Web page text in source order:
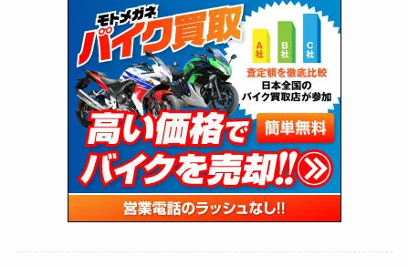
(51)
(34)
(5)
(12)
(63)
(109)
(25)
(24)
(47)
(15)
(5)
(62)
(4)
(6)
(17)
(5)
(131)
(38)
(131)
(167)
(85)
(21)
(61)
(171)
(98)
(13)
(60)
(274)
(171)
(38)
(47)
(59)
(16)
(141)
(255)
(204)
(166)
(23)
(33)
(34)
(35)
(41)
(415)
(16)
(170)
(27)
(1,605)
(147)
(13)
(19)
(12)
(16)